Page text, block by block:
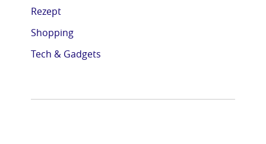
Rezept
Shopping
Tech & Gadgets